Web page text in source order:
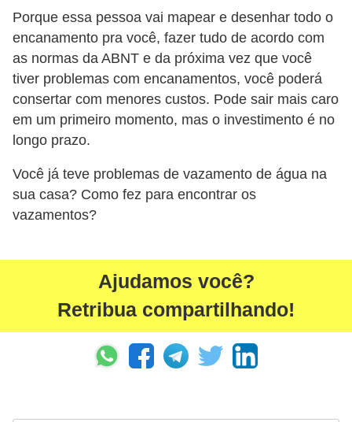
Porque essa pessoa vai mapear e desenhar todo o
encanamento pra você, fazer tudo de acordo com
as normas da ABNT e da próxima vez que você
tiver problemas com encanamentos, você poderá
consertar com menores custos. Pode sair mais caro
em um primeiro momento, mas o investimento é no
longo prazo.
Você já teve problemas de vazamento de água na
sua casa? Como fez para encontrar os
vazamentos?
Ajudamos você?
Retribua compartilhando!